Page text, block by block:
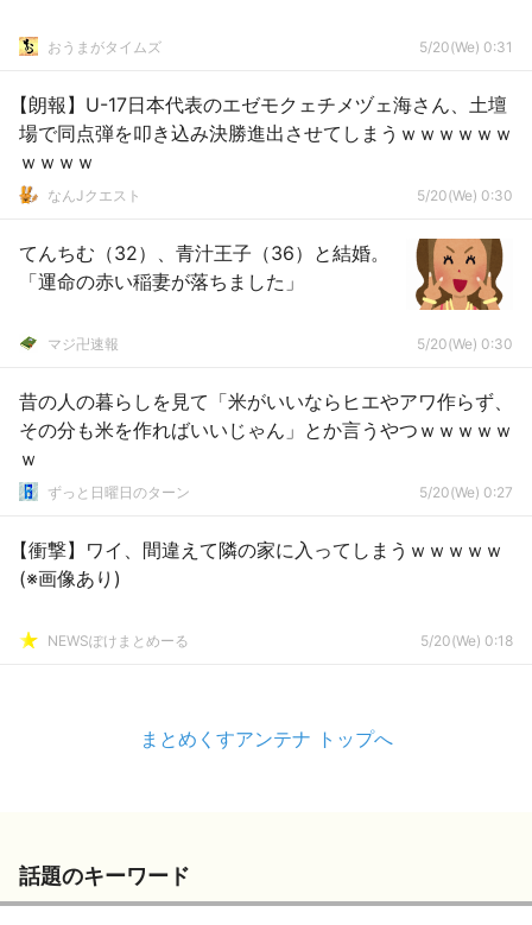
おうまがタイムズ 5/20(We) 0:31
【朗報】U-17日本代表のエゼモクェチメヅェ海さん、土壇
場で同点弾を叩き込み決勝進出させてしまうｗｗｗｗｗｗ
ｗｗｗｗ
なんJクエスト 5/20(We) 0:30
てんちむ（32）、青汁王子（36）と結婚。
「運命の赤い稲妻が落ちました」
マジ卍速報 5/20(We) 0:30
昔の人の暮らしを見て「米がいいならヒエやアワ作らず、
その分も米を作ればいいじゃん」とか言うやつｗｗｗｗｗ
ｗ
ずっと日曜日のターン 5/20(We) 0:27
【衝撃】ワイ、間違えて隣の家に入ってしまうｗｗｗｗｗ
(※画像あり)
NEWSぽけまとめーる 5/20(We) 0:18
まとめくすアンテナ トップへ
話題のキーワード